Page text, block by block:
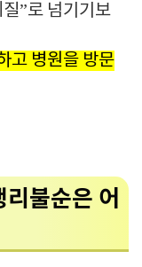
”로 넘기기보
고 병원을 방문
불순은 어